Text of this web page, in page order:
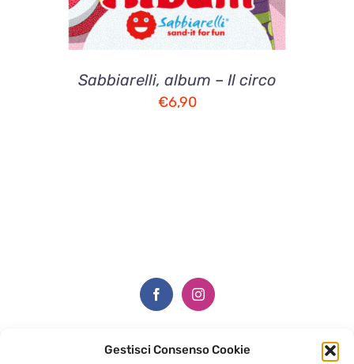
Gestisci Consenso Cookie
Sabbiarelli, album – Il circo
€6,90